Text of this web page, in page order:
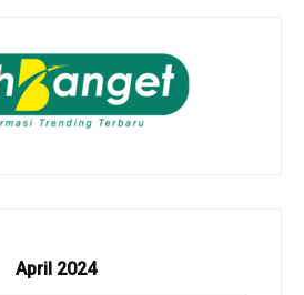
April 2024